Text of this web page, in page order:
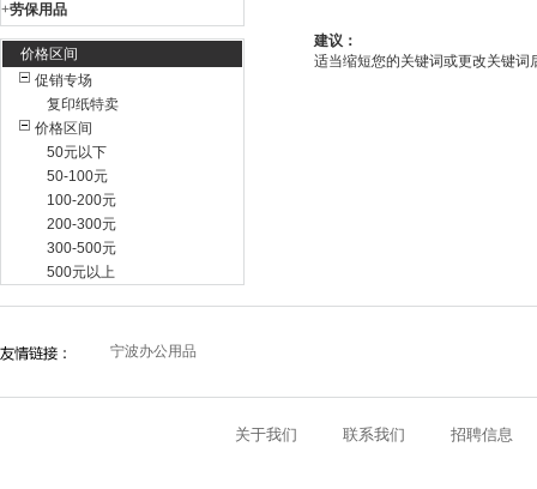
+劳保用品
价格区间
促销专场
复印纸特卖
价格区间
50元以下
50-100元
100-200元
200-300元
300-500元
500元以上
建议：
适当缩短您的关键词或更改关键词
宁波办公用品
关于我们 联系我们 招聘信息